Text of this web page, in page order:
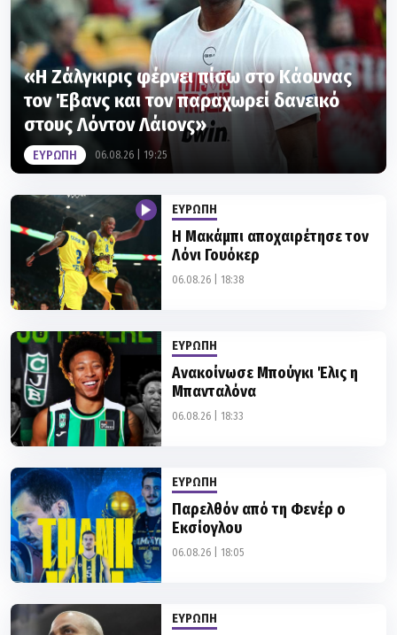
«Η Ζάλγκιρις φέρνει πίσω στο Κάουνας
τον Έβανς και τον παραχωρεί δανεικό
στους Λόντον Λάιονς»
ΕΥΡΩΠΗ 06.08.26 | 19:25
ΕΥΡΩΠΗ
Η Μακάμπι αποχαιρέτησε τον
Λόνι Γουόκερ
06.08.26 | 18:38
ΕΥΡΩΠΗ
Ανακοίνωσε Μπούγκι Έλις η
Μπανταλόνα
06.08.26 | 18:33
ΕΥΡΩΠΗ
Παρελθόν από τη Φενέρ ο
Εκσίογλου
06.08.26 | 18:05
ΕΥΡΩΠΗ